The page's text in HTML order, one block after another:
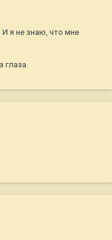
я не знаю, что мне
глаза.